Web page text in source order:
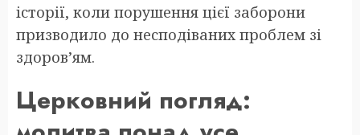
історії, коли порушення цієї заборони
призводило до несподіваних проблем зі
здоров’ям.
Церковний погляд: